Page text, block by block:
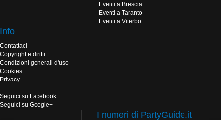
Eventi a Brescia
Eventi a Taranto
Eventi a Viterbo
Info
Contattaci
Copyright e diritti
Condizioni generali d'uso
Cookies
Privacy
Seguici su Facebook
Seguici su Google+
I numeri di PartyGuide.it